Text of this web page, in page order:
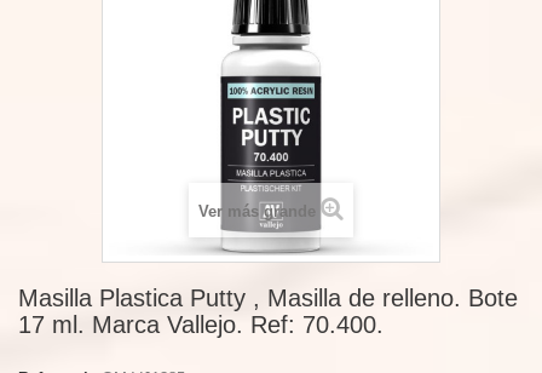
Ver más grande
Masilla Plastica Putty , Masilla de relleno. Bote
17 ml. Marca Vallejo. Ref: 70.400.